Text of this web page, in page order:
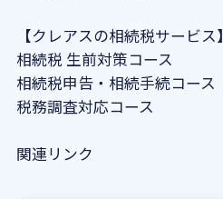
【クレアスの相続税サービス】
相続税 生前対策コース
相続税申告・相続手続コース
税務調査対応コース
関連リンク